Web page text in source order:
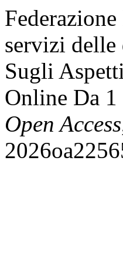
servizi delle
Sugli
Online Da
Open Access